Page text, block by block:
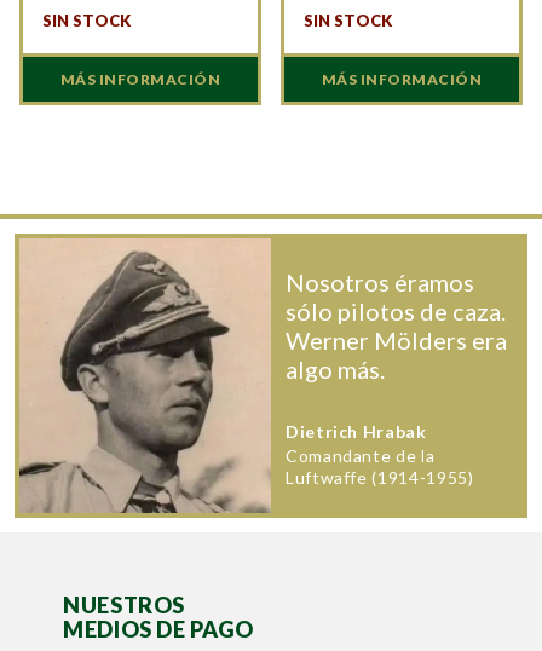
SIN STOCK
MÁS INFORMACIÓN
SIN STOCK
MÁS INFORMACIÓN
Nosotros éramos
sólo pilotos de caza.
Werner Mölders era
algo más.
Dietrich Hrabak
Comandante de la
Luftwaffe (1914-1955)
NUESTROS
MEDIOS DE PAGO